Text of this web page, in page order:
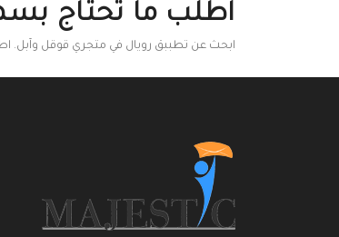
اطلب ما تحتاج
ابحث عن تطببق رويال في متجري قوقل وآبل.